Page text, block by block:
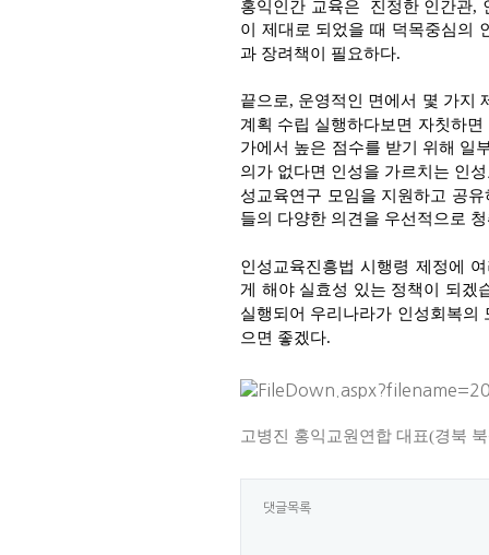
홍익인간 교육은 진정한 인간관,
이 제대로 되었을 때 덕목중심의
과 장려책이 필요하다.
끝으로, 운영적인 면에서 몇 가지
계획 수립 실행하다보면 자칫하
가에서 높은 점수를 받기 위해 일
의가 없다면 인성을 가르치는 인
성교육연구 모임을 지원하고 공
들의 다양한 의견을 우선적으로
인성교육진흥법 시행령 제정에
게 해야 실효성 있는 정책이 되겠
실행되어 우리나라가 인성회복의
으면 좋겠다.
고병진 홍익교원연합 대표(경북
댓글목록